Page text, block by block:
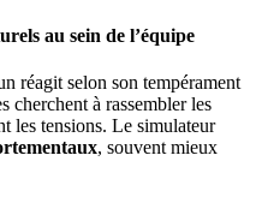
au sein de l’équipe
réagit selon son tempérament
cherchent à rassembler les
les tensions. Le simulateur
, souvent mieux